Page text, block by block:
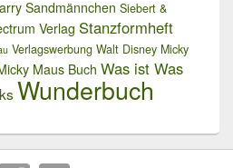
Sandmännchen Siebert &
Verlag Stanzformheft
Verlagswerbung Walt Disney Micky
Maus Buch Was ist Was
Wunderbuch